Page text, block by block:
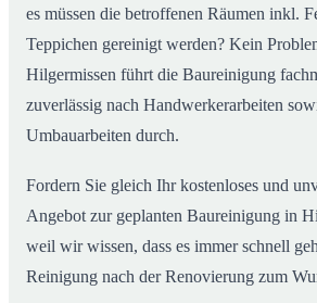
es müssen die betroffenen Räumen inkl.
Teppichen gereinigt werden? Kein
Hilgermissen führt die Baureinigung
zuverlässig nach Handwerkerarbeiten
Umbauarbeiten durch.
Fordern Sie gleich Ihr kostenloses und
Angebot zur geplanten Baureinigung in
weil wir wissen, dass es immer schnell
Reinigung nach der Renovierung zum